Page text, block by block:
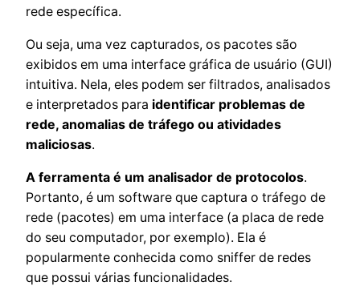
rede específica.
Ou seja, uma vez capturados, os pacotes são
exibidos em uma interface gráfica de usuário (GUI)
intuitiva. Nela, eles podem ser filtrados, analisados
e interpretados para identificar problemas de
rede, anomalias de tráfego ou atividades
maliciosas.
A ferramenta é um analisador de protocolos.
Portanto, é um software que captura o tráfego de
rede (pacotes) em uma interface (a placa de rede
do seu computador, por exemplo). Ela é
popularmente conhecida como sniffer de redes
que possui várias funcionalidades.